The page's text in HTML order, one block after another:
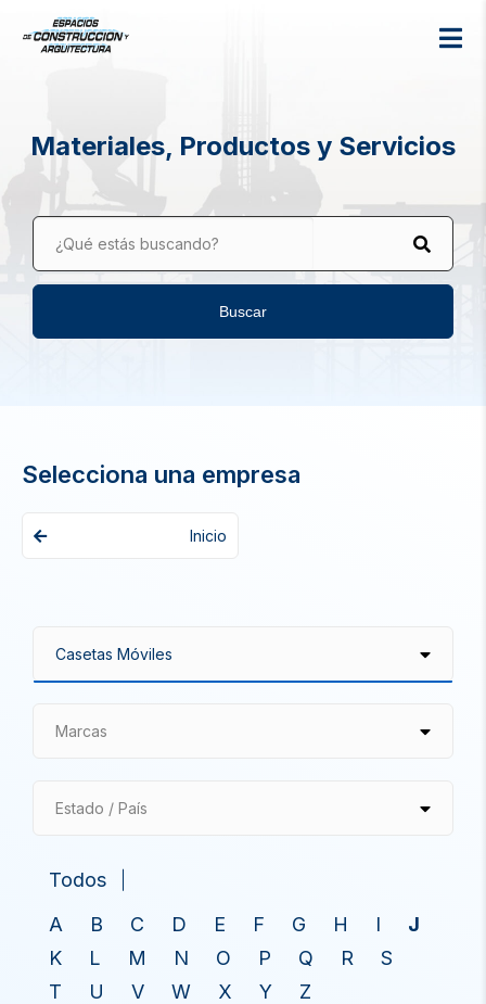
Materiales, Productos y Servicios
¿Qué estás buscando?
Buscar
Selecciona una empresa
Inicio
Marcas
Estado / País
Todos
A
B C D E F G H I
J
K
L M N O P Q R
S
T
U V W X Y Z